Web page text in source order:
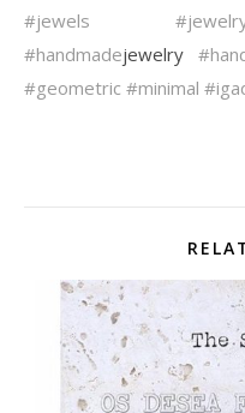
#jewels
#handmadejewelry
#geometric #minimal